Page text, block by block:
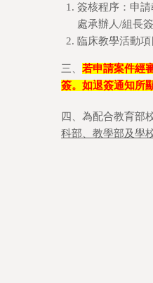
簽核程序：申
處承辦人/組長
臨床教學活動
三、 若申請案件經
簽。如退簽通知所
四、為配合教育部
科部、教學部及學